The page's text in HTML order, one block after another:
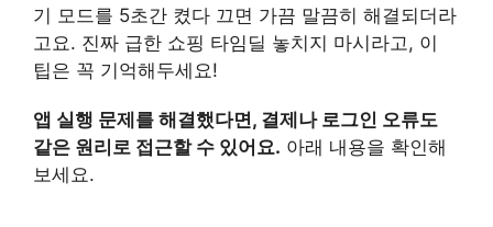
기 모드를 5초간 켰다 끄면 가끔 말끔히 해결되더라
고요. 진짜 급한 쇼핑 타임딜 놓치지 마시라고, 이
팁은 꼭 기억해두세요!
앱 실행 문제를 해결했다면, 결제나 로그인 오류도
같은 원리로 접근할 수 있어요. 아래 내용을 확인해
보세요.